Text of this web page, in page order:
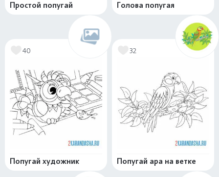
Простой попугай Голова попугая
40
Попугай художник
32
Попугай ара на ветке